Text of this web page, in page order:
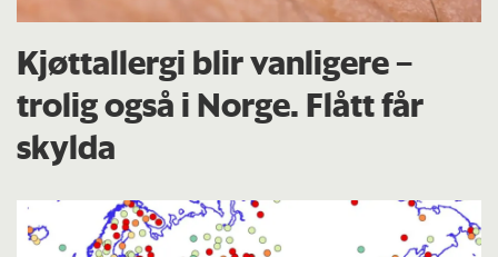
Kjøttallergi blir vanligere –
trolig også i Norge. Flått får
skylda